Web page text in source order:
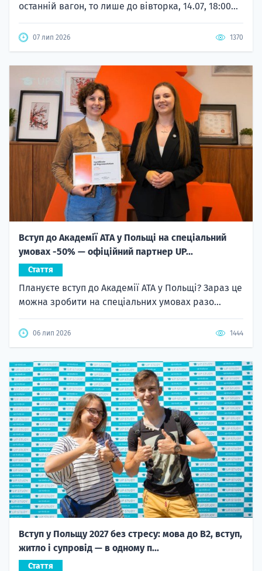
останній вагон, то лише до вівторка, 14.07, 18:00...
07 лип 2026 1370
Вступ до Академії ATA у Польщі на спеціальний
умовах -50% — офіційний партнер UP...
Стаття
Плануєте вступ до Академії ATA у Польщі? Зараз це
можна зробити на спеціальних умовах разо...
06 лип 2026 1444
Вступ у Польщу 2027 без стресу: мова до B2, вступ,
житло і супровід — в одному п...
Стаття